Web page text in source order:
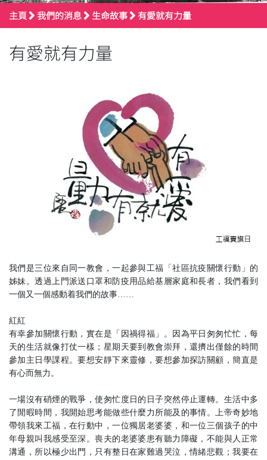
主頁 我們的消息 生命故事 有愛就有力量
有愛就有力量
我們是三位來自同一教會，一起參與工福「社區抗疫關懷行動」的
姊妹。透過上門派送口罩和防疫用品給基層家庭和長者，我們看到
一個又一個感動着我們的故事……
紅紅
有幸參加關懷行動，實在是「因禍得福」。因為平日匆匆忙忙，每
天的生活就像打仗一樣；星期天要到教會崇拜，還擠出僅餘的時間
參加主日學課程。要想安靜下來靈修，要想參加探訪關顧，簡直是
有心而無力。
一場沒有硝煙的戰爭，使匆忙度日的日子突然停止運轉。生活中多
了閒暇時間，我開始思考能做些什麼力所能及的事情。上帝奇妙地
帶領我來工福，在行動中，一位獨居老婆婆，和一位三個孩子的中
年母親叫我感受至深。喪夫的老婆婆患有聽力障礙，不能與人正常
溝通，所以極少出門，只有整日在家難過哭泣，情緒悲觀；我要在